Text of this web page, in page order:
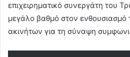
επιχειρηματικό συνεργάτη του
μεγάλο βαθμό στον ενθουσιασμό
ακινήτων για τη σύναψη